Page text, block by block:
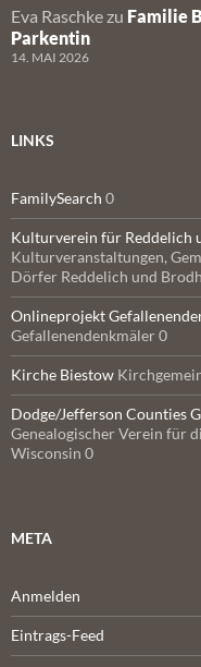
Eva Raschke zu Familie
Parkentin
14. MAI 2026
LINKS
FamilySearch 0
Kulturverein für Reddelich
Kulturveranstaltungen,
Dörfer Reddelich und
Onlineprojekt
Gefallenendenkmäler 0
Kirche Biestow
Dodge/Jefferson Counties
Genealogischer Verein für
Wisconsin 0
META
Anmelden
Eintrags-Feed